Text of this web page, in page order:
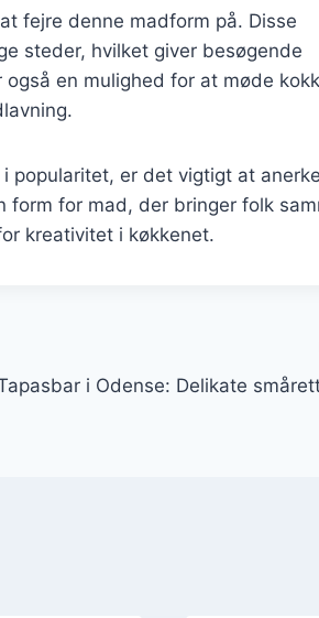
fejre denne madform på. Disse
steder, hvilket giver besøgende
en mulighed for at møde
er det vigtigt at
form for mad, der bringer folk
kreativitet i køkkenet.
i Odense: Delikate